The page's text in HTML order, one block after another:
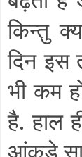
किन्तु
दिन इस
भी कम
है. हाल